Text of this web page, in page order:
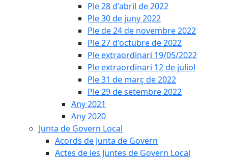
Ple 28 d'abril de 2022
Ple 30 de juny 2022
Ple de 24 de novembre 2022
Ple 27 d'octubre de 2022
Ple extraordinari 19/05/2022
Ple extraordinari 12 de juliol
Ple 31 de març de 2022
Ple 29 de setembre 2022
Any 2021
Any 2020
Junta de Govern Local
Acords de Junta de Govern
Actes de les Juntes de Govern Local